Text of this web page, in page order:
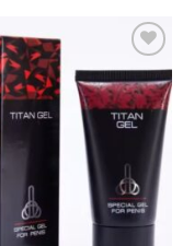
Kívánságlistához
adás